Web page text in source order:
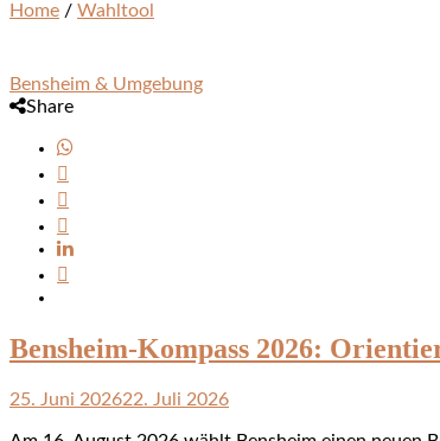
Home / Wahltool
Bensheim & Umgebung
Share
Bensheim-Kompass 2026:
25. Juni 202622. Juli 2026